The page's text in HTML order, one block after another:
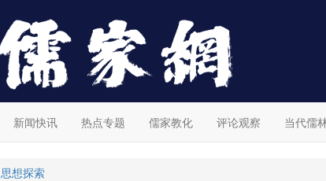
新闻快讯 热点专题 儒家教化 评论观察 当代儒
思想探索